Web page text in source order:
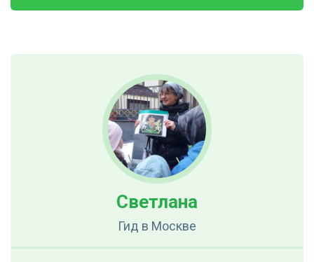
Светлана
Гид в Москве